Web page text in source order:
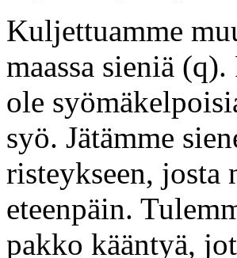
Kuljettuamme
maassa sieniä
ole
syö. Jätämme
risteykseen, josta
eteenpäin.
pakko kääntyä,